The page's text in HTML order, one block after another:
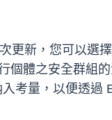
更新，您可以選
個體之安全群組
考量，以便透過